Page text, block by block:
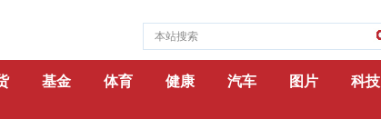
基金 体育 健康 汽车 图片 科技